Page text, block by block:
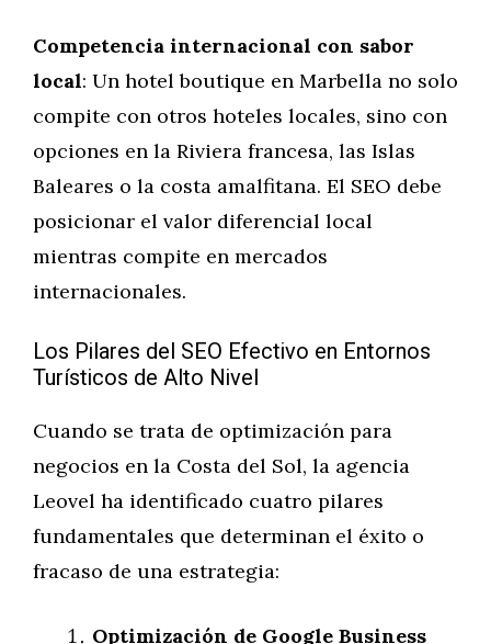
Competencia internacional con sabor
local: Un hotel boutique en Marbella no solo
compite con otros hoteles locales, sino con
opciones en la Riviera francesa, las Islas
Baleares o la costa amalfitana. El SEO debe
posicionar el valor diferencial local
mientras compite en mercados
internacionales.
Los Pilares del SEO Efectivo en Entornos
Turísticos de Alto Nivel
Cuando se trata de optimización para
negocios en la Costa del Sol, la agencia
Leovel ha identificado cuatro pilares
fundamentales que determinan el éxito o
fracaso de una estrategia:
Optimización de Google Business